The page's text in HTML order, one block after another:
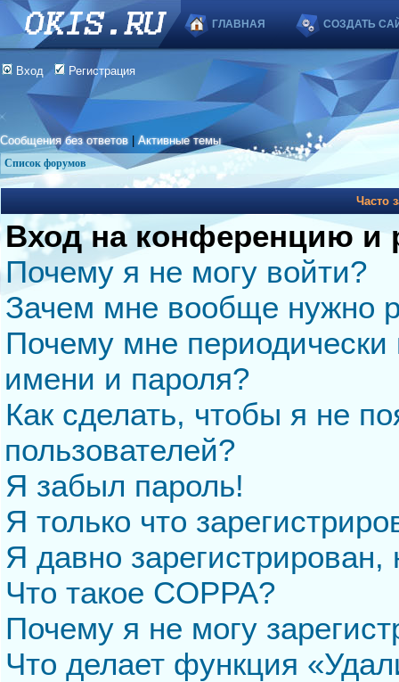
ГЛАВНАЯ СОЗДАТЬ
Вход Регистрация
Сообщения без ответов |Активные темы
Список форумов
Часто
Вход на конференцию и
Почему я не могу войти?
Зачем мне вообще нужно
Почему мне периодически
имени и пароля?
Как сделать, чтобы я не
пользователей?
Я забыл пароль!
Я только что
Я давно
Что такое COPPA?
Почему я не могу
Что делает функция